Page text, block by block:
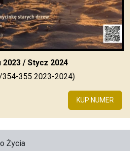
2023 / Stycz 2024
355 2023-2024)
KUP NUMER
Życia